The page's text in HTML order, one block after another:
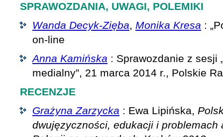
SPRAWOZDANIA, UWAGI, POLEMIKI
Wanda Decyk-Zięba, Monika Kresa :
on-line
Anna Kamińska : Sprawozdanie z sesji
medialny”, 21 marca 2014 r., Polskie
RECENZJE
Grażyna Zarzycka : Ewa Lipińska,
dwujęzyczności, edukacji i problemach